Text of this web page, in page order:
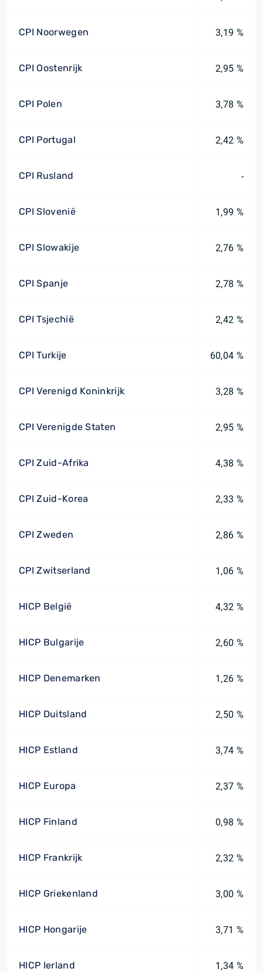
CPI Noorwegen 3,19 %
CPI Oostenrijk 2,95 %
CPI Polen 3,78 %
CPI Portugal 2,42 %
CPI Rusland -
CPI Slovenië 1,99 %
CPI Slowakije 2,76 %
CPI Spanje 2,78 %
CPI Tsjechië 2,42 %
CPI Turkije 60,04 %
CPI Verenigd Koninkrijk 3,28 %
CPI Verenigde Staten 2,95 %
CPI Zuid-Afrika 4,38 %
CPI Zuid-Korea 2,33 %
CPI Zweden 2,86 %
CPI Zwitserland 1,06 %
HICP België 4,32 %
HICP Bulgarije 2,60 %
HICP Denemarken 1,26 %
HICP Duitsland 2,50 %
HICP Estland 3,74 %
HICP Europa 2,37 %
HICP Finland 0,98 %
HICP Frankrijk 2,32 %
HICP Griekenland 3,00 %
HICP Hongarije 3,71 %
HICP Ierland 1,34 %